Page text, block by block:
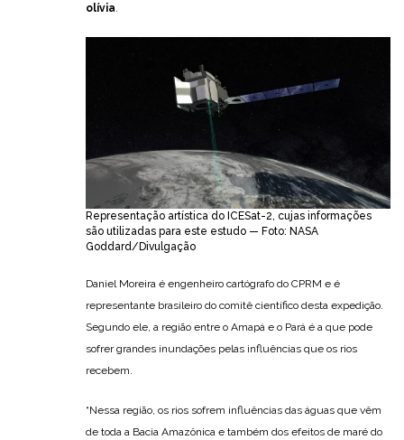
olívia.
Representação artística do ICESat-2, cujas informações
são utilizadas para este estudo — Foto: NASA
Goddard/Divulgação
Daniel Moreira é engenheiro cartógrafo do CPRM e é
representante brasileiro do comitê científico desta expedição.
Segundo ele, a região entre o Amapá e o Pará é a que pode
sofrer grandes inundações pelas influências que os rios
recebem.
“Nessa região, os rios sofrem influências das águas que vêm
de toda a Bacia Amazônica e também dos efeitos de maré do